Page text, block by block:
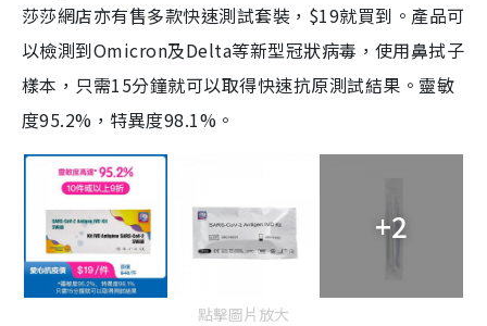
莎莎網店亦有售多款快速測試套裝，$19就買到。產品可
以檢測到Omicron及Delta等新型冠狀病毒，使用鼻拭子
樣本，只需15分鐘就可以取得快速抗原測試結果。靈敏
度95.2%，特異度98.1%。
+2
點擊圖片放大